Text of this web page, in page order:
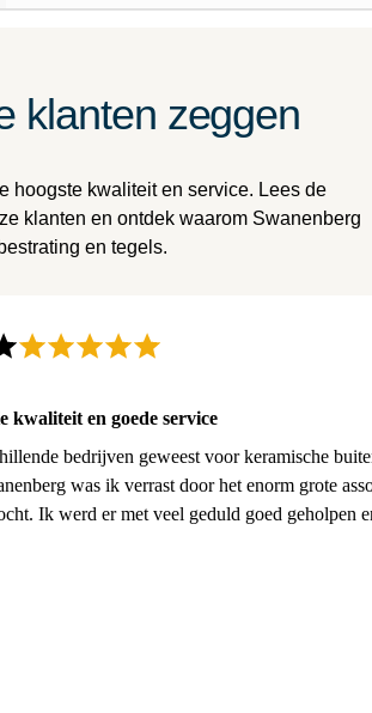
klanten zeggen
hoogste kwaliteit en service. Lees de
klanten en ontdek waarom Swanenberg
en tegels.
kwaliteit en goede service
bedrijven geweest voor keramische
was ik verrast door het enorm grote
Ik werd er met veel geduld goed geholpen